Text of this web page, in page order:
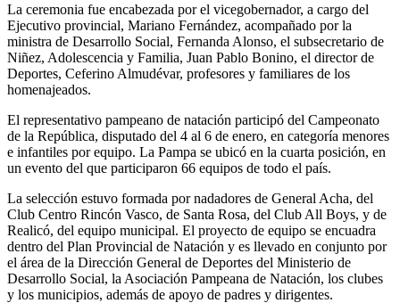
La ceremonia fue encabezada por el vicegobernador, a cargo del
Ejecutivo provincial, Mariano Fernández, acompañado por la
ministra de Desarrollo Social, Fernanda Alonso, el subsecretario de
Niñez, Adolescencia y Familia, Juan Pablo Bonino, el director de
Deportes, Ceferino Almudévar, profesores y familiares de los
homenajeados.
El representativo pampeano de natación participó del Campeonato
de la República, disputado del 4 al 6 de enero, en categoría menores
e infantiles por equipo. La Pampa se ubicó en la cuarta posición, en
un evento del que participaron 66 equipos de todo el país.
La selección estuvo formada por nadadores de General Acha, del
Club Centro Rincón Vasco, de Santa Rosa, del Club All Boys, y de
Realicó, del equipo municipal. El proyecto de equipo se encuadra
dentro del Plan Provincial de Natación y es llevado en conjunto por
el área de la Dirección General de Deportes del Ministerio de
Desarrollo Social, la Asociación Pampeana de Natación, los clubes
y los municipios, además de apoyo de padres y dirigentes.